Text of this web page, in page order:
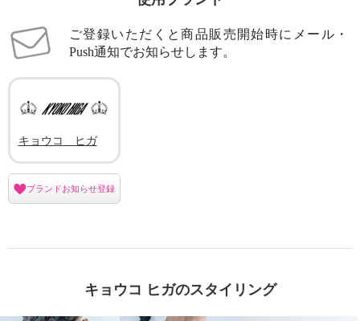
ご登録いただくと商品販売開始時にメール・
Push通知でお知らせします。
キョウコ ヒガ
ブランドお知らせ登録
キョウコ ヒガのスタイリング